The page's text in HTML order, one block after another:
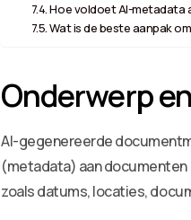
Hoe voldoet AI-metadata
Wat is de beste aanpak
Onderwerp
AI-gegenereerde
(metadata) aan
zoals datums, locaties,